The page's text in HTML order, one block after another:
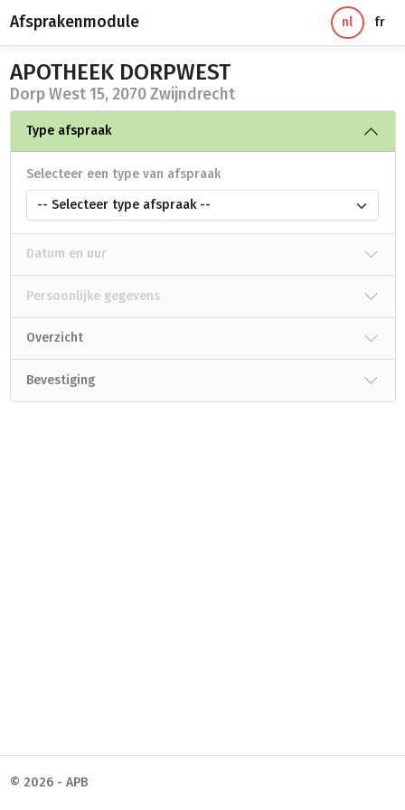
Afsprakenmodule nl fr
APOTHEEK DORPWEST
Dorp West 15, 2070 Zwijndrecht
Type afspraak
Selecteer een type van afspraak
-- Selecteer type afspraak --
Datum en uur
Persoonlijke gegevens
Overzicht
Bevestiging
© 2026 - APB